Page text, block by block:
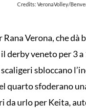
Credits: VeronaVolley/
Verona, che dà
derby veneto per 3
sbloccano
quarto sfoderano
urlo per Keita,